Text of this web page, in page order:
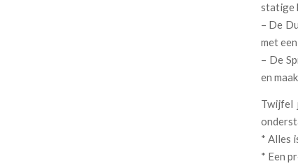
statige
– De
met
– De
en
Twijfel
* Alles
* Een